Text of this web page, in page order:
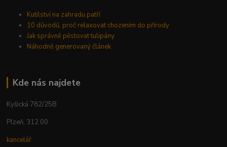
Kutilství na zahradu patří
10 důvodů, proč relaxovat chozením do přírody
Jak správně pěstovat tulipány
Náhodně generovaný článek
Kde nás najdete
Kyšická 782/25B
Plzeň, 312 00
kancelář